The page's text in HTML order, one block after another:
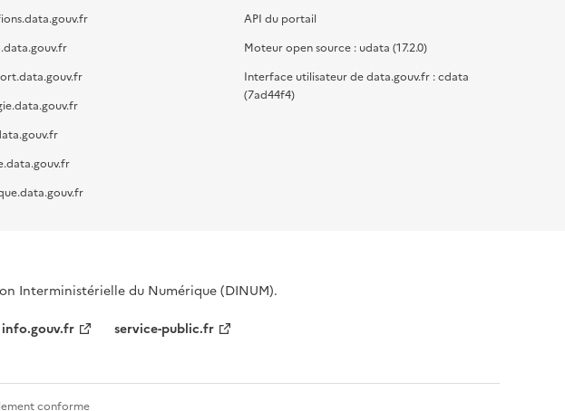
API du portail
Moteur open source : udata (17.2.0)
Interface utilisateur de data.gouv.fr : cdata
(7ad44f4)
Interministérielle du Numérique (DINUM).
info.gouv.fr service-public.fr
conforme